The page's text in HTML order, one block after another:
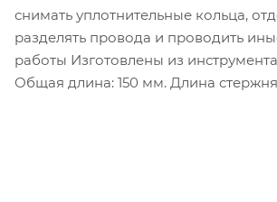
снимать уплотнительные кольца,
разделять провода и проводить
работы Изготовлены из
Общая длина: 150 мм. Длина